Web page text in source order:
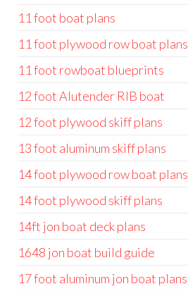
11 foot boat plans
11 foot plywood row boat plans
11 foot rowboat blueprints
12 foot Alutender RIB boat
12 foot plywood skiff plans
13 foot aluminum skiff plans
14 foot plywood row boat plans
14 foot plywood skiff plans
14ft jon boat deck plans
1648 jon boat build guide
17 foot aluminum jon boat plans